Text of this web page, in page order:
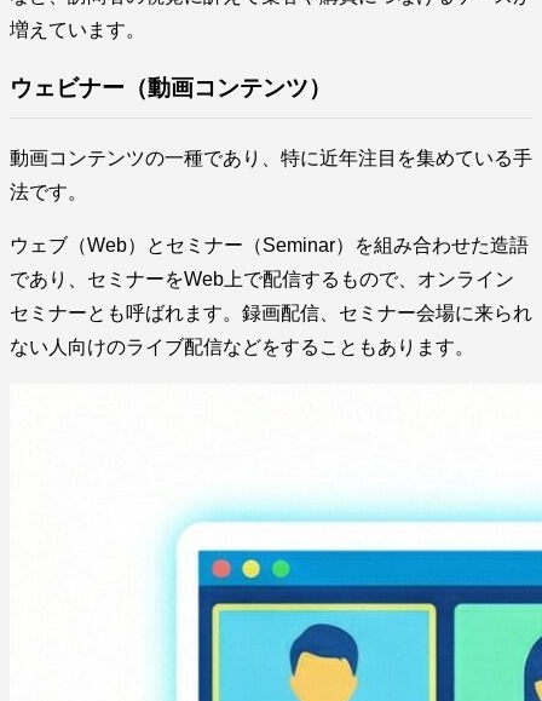
増えています。
ウェビナー（動画コンテンツ）
動画コンテンツの一種であり、特に近年注目を集めている手
法です。
ウェブ（Web）とセミナー（Seminar）を組み合わせた造語
であり、セミナーをWeb上で配信するもので、オンライン
セミナーとも呼ばれます。録画配信、セミナー会場に来られ
ない人向けのライブ配信などをすることもあります。